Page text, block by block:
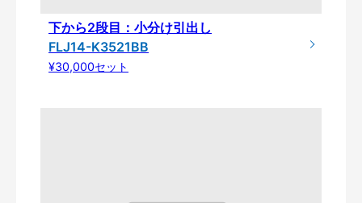
下から2段目：小分け引出し
FLJ14-K3521BB
¥30,000セット